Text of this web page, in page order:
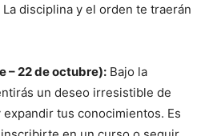
disciplina y el orden te traerán
– 22 de octubre): Bajo la
un deseo irresistible de
tus conocimientos. Es